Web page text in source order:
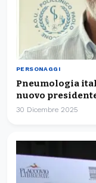
PERSONAGGI
Pneumologia
nuovo
30 Dicembre 2025